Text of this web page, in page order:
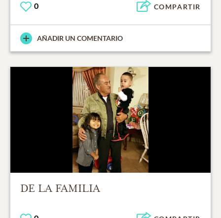
0 COMPARTIR
AÑADIR UN COMENTARIO
DE LA FAMILIA